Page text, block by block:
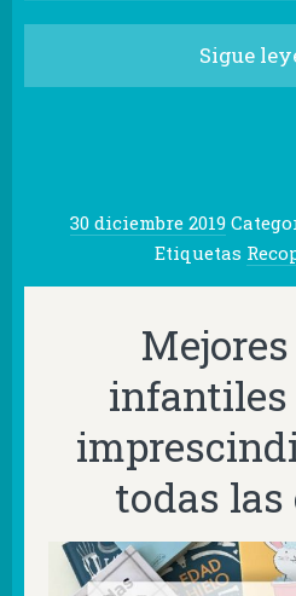
Sigue
30 diciembre 2019
Etiquetas
infantiles
todas las